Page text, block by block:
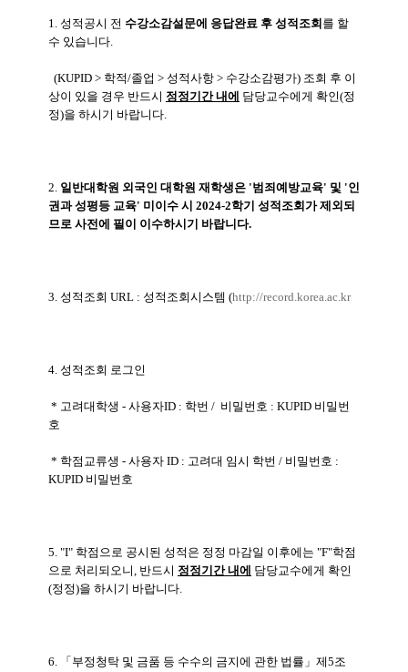
1. 성적공시 전 수강소감설문에 응답완료 후 성적조회 를 할
수 있습니다.
(KUPID > 학적/졸업 > 성적사항 > 수강소감평가) 조회 후 이
상이 있을 경우 반드시 정정기간 내에 담당교수에게 확인(정
정)을 하시기 바랍니다.
2. 일반대학원 외국인 대학원 재학생은 '범죄예방교육' 및 '인
권과 성평등 교육' 미이수 시 2024-2학기 성적조회가 제외되
므로 사전에 필이 이수하시기 바랍니다.
3. 성적조회 URL : 성적조회시스템 (http://record.korea.ac.kr
4. 성적조회 로그인
* 고려대학생 - 사용자ID : 학번 / 비밀번호 : KUPID 비밀번
호
* 학점교류생 - 사용자 ID : 고려대 임시 학번 / 비밀번호 :
KUPID 비밀번호
5. "I" 학점으로 공시된 성적은 정정 마감일 이후에는 "F"학점
으로 처리되오니, 반드시 정정기간 내에 담당교수에게 확인
(정정)을 하시기 바랍니다.
6. 「부정청탁 및 금품 등 수수의 금지에 관한 법률」제5조